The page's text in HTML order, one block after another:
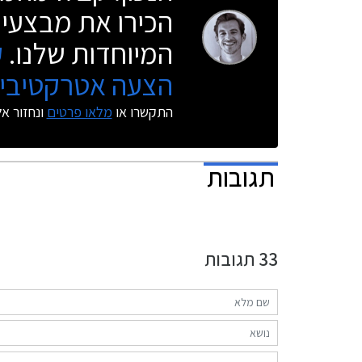
הכירו את
המיוחדות שלנו.
הצעה
התקשרו או מלאו פרטים ונחזור
תגובות
33 תגובות